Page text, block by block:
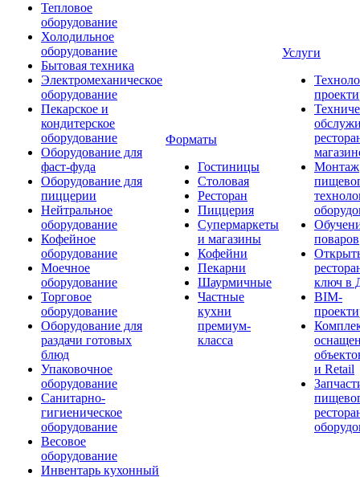
Тепловое
оборудование
Холодильное
оборудование
Бытовая техника
Электромеханическое
оборудование
Пекарское и
кондитерское
оборудование
Оборудование для
фаст-фуда
Оборудование для
пиццерии
Нейтральное
оборудование
Кофейное
оборудование
Моечное
оборудование
Торговое
оборудование
Оборудование для
раздачи готовых
блюд
Упаковочное
оборудование
Санитарно-
гигиеническое
оборудование
Весовое
оборудование
Инвентарь кухонный
Форматы
Гостиницы
Столовая
Ресторан
Пиццерия
Супермаркеты
и магазины
Кофейни
Пекарни
Шаурмичные
Частные
кухни
премиум-
класса
Услуги
Монтаж
поваров
ключ в
BIM-
и Retail